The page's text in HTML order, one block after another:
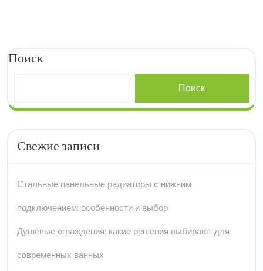
Поиск
Поиск
Свежие записи
Стальные панельные радиаторы с нижним
подключением: особенности и выбор
Душевые ограждения: какие решения выбирают для
современных ванных